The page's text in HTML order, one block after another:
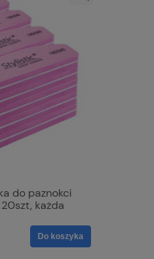
do paznokci
każda
Do koszyka